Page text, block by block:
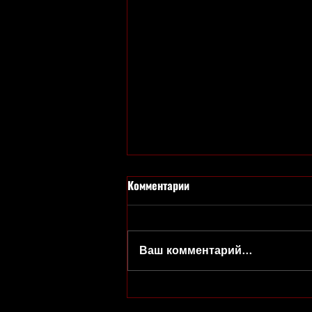
БОЛЬШОЙ СЕКРЕТ ДЛЯ
Комментарии
Ваш комментарий...